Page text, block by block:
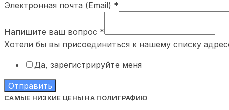
Электронная почта (Email) *
Напишите ваш вопрос *
Хотели бы вы присоединиться к нашему списку
Да, зарегистрируйте меня
Отправить
САМЫЕ НИЗКИЕ ЦЕНЫ НА ПОЛИГРАФИЮ